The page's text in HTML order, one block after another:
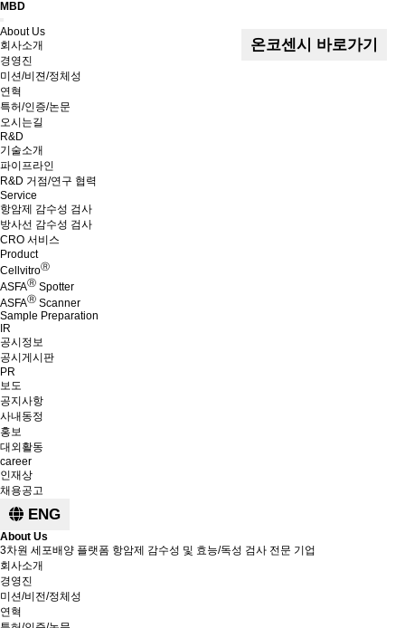
MBD
Menu
About Us
회사소개
경영진
미션/비젼/정체성
연혁
특허/인증/논문
오시는길
R&D
기술소개
파이프라인
R&D 거점/연구 협력
Service
항암제 감수성 검사
방사선 감수성 검사
CRO 서비스
Product
CellvitroⓇ
ASFAⓇ Spotter
ASFAⓇ Scanner
Sample Preparation
IR
공시정보
공시게시판
PR
보도
공지사항
사내동정
홍보
대외활동
career
인재상
채용공고
ENG
온코센시 바로가기
About Us
3차원 세포배양 플랫폼 항암제 감수성 및 효능/독성 검사 전문 기업
회사소개
경영진
미션/비전/정체성
연혁